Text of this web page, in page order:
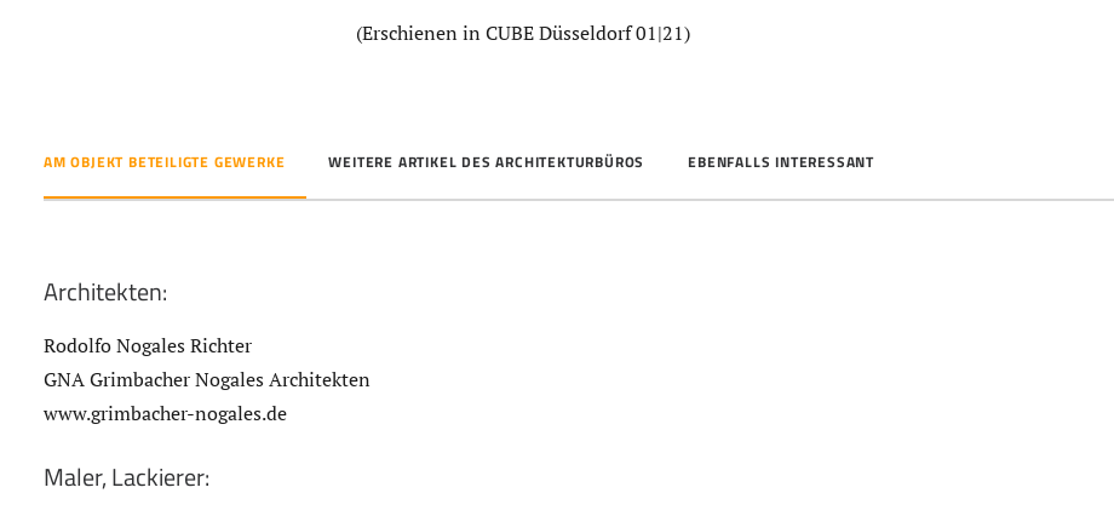
(Erschienen in CUBE Düsseldorf 01|21)
AM OBJEKT BETEILIGTE GEWERKE WEITERE ARTIKEL DES ARCHITEKTURBÜROS EBENFALLS INTERESSANT
Architekten:
Rodolfo Nogales Richter
GNA Grimbacher Nogales Architekten
www.grimbacher-nogales.de
Maler, Lackierer: